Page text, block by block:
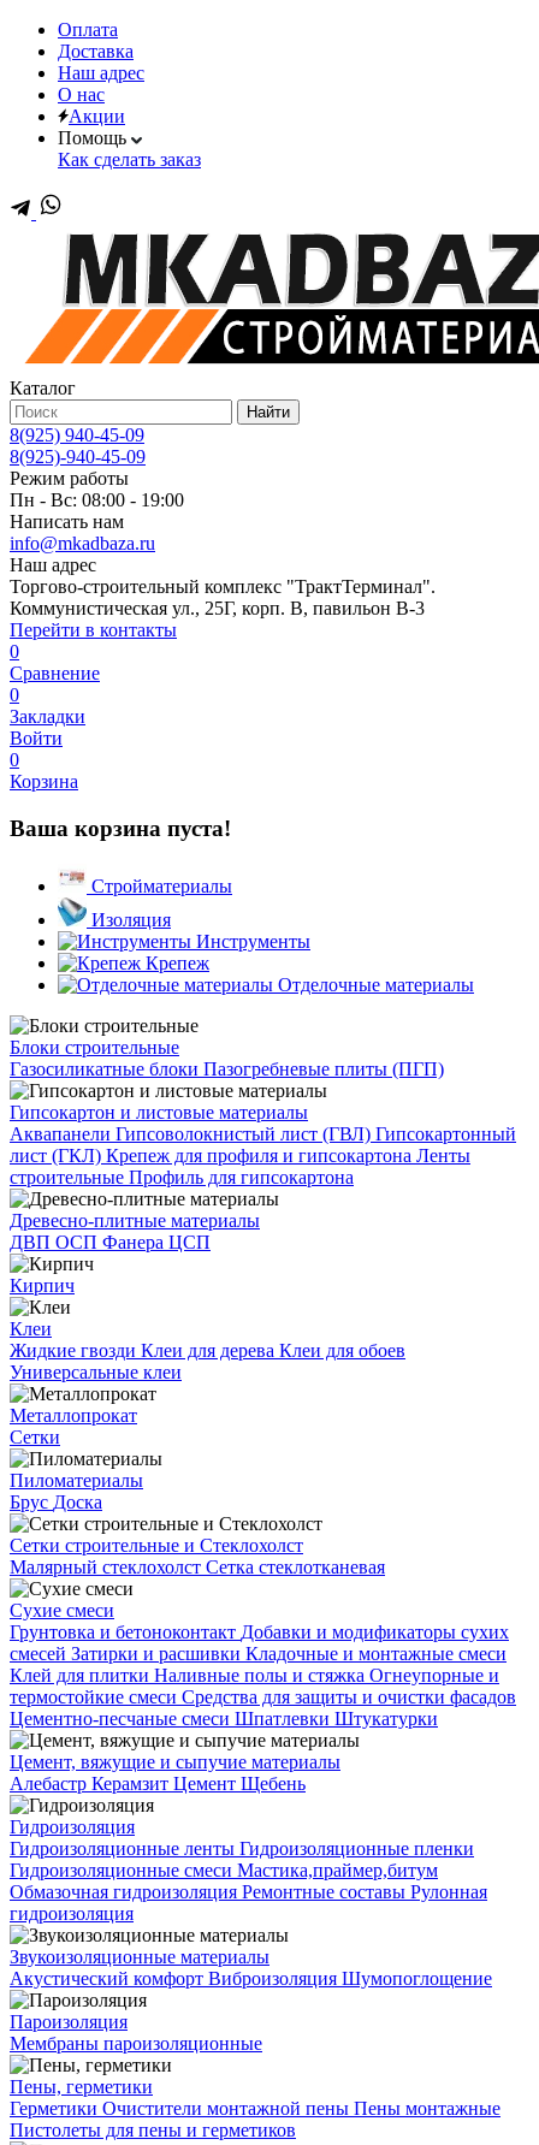
Оплата
Доставка
Наш адрес
О нас
Акции
Помощь
Как сделать заказ
Каталог
Найти
8(925) 940-45-09
8(925)-940-45-09
Режим работы
Пн - Вс: 08:00 - 19:00
Написать нам
info@mkadbaza.ru
Наш адрес
Торгово-строительный комплекс "ТрактТерминал".
Коммунистическая ул., 25Г, корп. В, павильон В-3
Перейти в контакты
0
Сравнение
0
Закладки
Войти
0
Корзина
Ваша корзина пуста!
Стройматериалы
Изоляция
Инструменты
Крепеж
Отделочные материалы
Блоки строительные
Газосиликатные блоки Пазогребневые плиты (ПГП)
Гипсокартон и листовые материалы
Аквапанели Гипсоволокнистый лист (ГВЛ) Гипсокартонный
лист (ГКЛ) Крепеж для профиля и гипсокартона Ленты
строительные Профиль для гипсокартона
Древесно-плитные материалы
ДВП ОСП Фанера ЦСП
Кирпич
Клеи
Жидкие гвозди Клеи для дерева Клеи для обоев
Универсальные клеи
Металлопрокат
Сетки
Пиломатериалы
Брус Доска
Сетки строительные и Стеклохолст
Малярный стеклохолст Сетка стеклотканевая
Сухие смеси
Грунтовка и бетоноконтакт Добавки и модификаторы сухих
смесей Затирки и расшивки Кладочные и монтажные смеси
Клей для плитки Наливные полы и стяжка Огнеупорные и
термостойкие смеси Средства для защиты и очистки фасадов
Цементно-песчаные смеси Шпатлевки Штукатурки
Цемент, вяжущие и сыпучие материалы
Алебастр Керамзит Цемент Щебень
Гидроизоляция
Гидроизоляционные ленты Гидроизоляционные пленки
Гидроизоляционные смеси Мастика,праймер,битум
Обмазочная гидроизоляция Ремонтные составы Рулонная
гидроизоляция
Звукоизоляционные материалы
Акустический комфорт Виброизоляция Шумопоглощение
Пароизоляция
Мембраны пароизоляционные
Пены, герметики
Герметики Очистители монтажной пены Пены монтажные
Пистолеты для пены и герметиков